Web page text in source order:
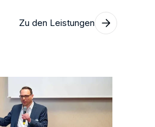
Zu den Leistungen